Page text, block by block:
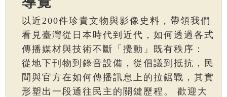
以近200件珍貴文物與影像史料，帶領我們
看見臺灣從日本時代到近代，如何透過各式
傳播媒材與技術不斷「攪動」既有秩序：
從地下刊物到錄音設備，從倡議到抵抗，民
間與官方在如何傳播訊息上的拉鋸戰，其實
形塑出一段通往民主的關鍵歷程。 歡迎大